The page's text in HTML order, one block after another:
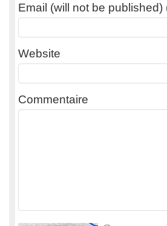
Email (will not be published)
Website
Commentaire